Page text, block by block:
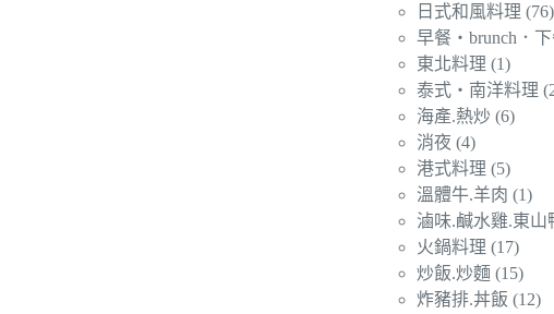
日式和風料理 (76)
早餐‧brunch．
東北料理 (1)
泰式‧南洋料理
海產.熱炒 (6)
消夜 (4)
港式料理 (5)
溫體牛.羊肉 (1)
滷味.鹹水雞.東山
火鍋料理 (17)
炒飯.炒麵 (15)
炸豬排.丼飯 (12)